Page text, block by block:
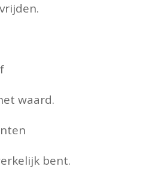
waard.
bent.